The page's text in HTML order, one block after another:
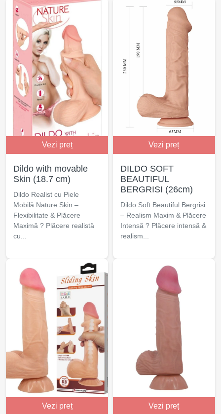
Vezi preț
Dildo with movable
Skin (18.7 cm)
Dildo Realist cu Piele
Mobilă Nature Skin –
Flexibilitate & Plăcere
Maximă ? Plăcere realistă
cu...
Vezi preț
DILDO SOFT
BEAUTIFUL
BERGRISI (26cm)
Dildo Soft Beautiful Bergrisi
– Realism Maxim & Plăcere
Intensă ? Plăcere intensă &
realism...
Vezi preț Vezi preț